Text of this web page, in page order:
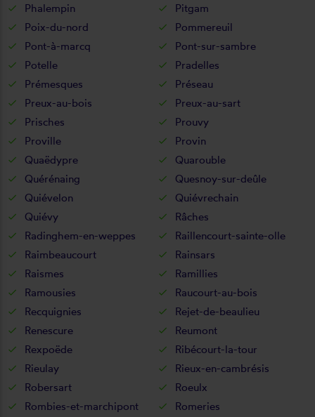
Phalempin
Pitgam
Poix-du-nord
Pommereuil
Pont-à-marcq
Pont-sur-sambre
Potelle
Pradelles
Prémesques
Préseau
Preux-au-bois
Preux-au-sart
Prisches
Prouvy
Proville
Provin
Quaëdypre
Quarouble
Quérénaing
Quesnoy-sur-deûle
Quiévelon
Quiévrechain
Quiévy
Râches
Radinghem-en-weppes
Raillencourt-sainte-olle
Raimbeaucourt
Rainsars
Raismes
Ramillies
Ramousies
Raucourt-au-bois
Recquignies
Rejet-de-beaulieu
Renescure
Reumont
Rexpoëde
Ribécourt-la-tour
Rieulay
Rieux-en-cambrésis
Robersart
Roeulx
Rombies-et-marchipont
Romeries